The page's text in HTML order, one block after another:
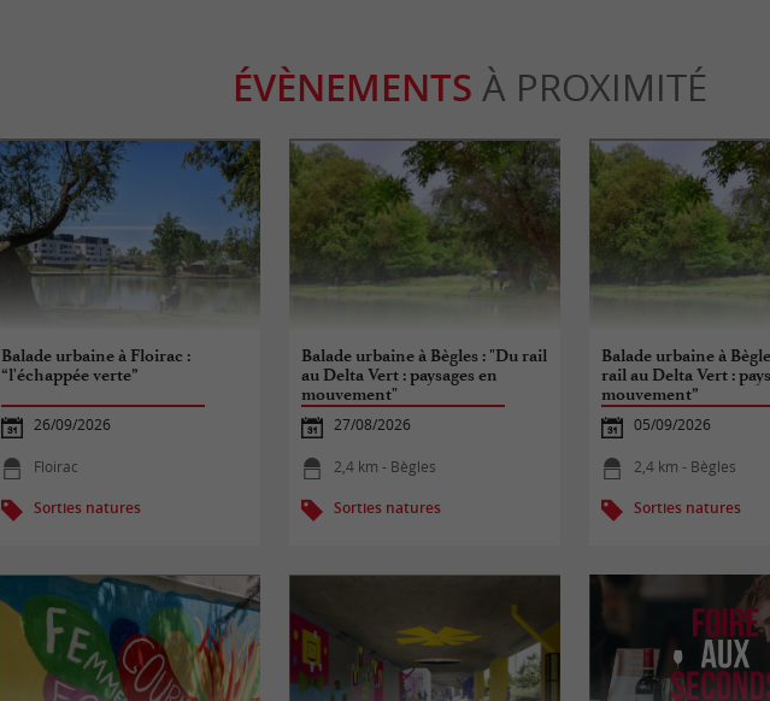
ÉVÈNEMENTS À PROXIMITÉ
Balade urbaine à Floirac :
“l'échappée verte”
26/09/2026
Floirac
Sorties natures
Balade urbaine à Bègles : "Du rail
au Delta Vert : paysages en
mouvement"
27/08/2026
2,4 km - Bègles
Sorties natures
Balade urbaine à
rail au Delta Vert :
mouvement”
05/09/2026
2,4 km - Bègles
Sorties natures